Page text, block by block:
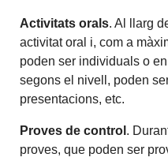
Activitats orals. Al llarg
activitat oral i, com a
poden ser individuals o
segons el nivell, poden
presentacions, etc.
Proves de control .
proves, que poden ser